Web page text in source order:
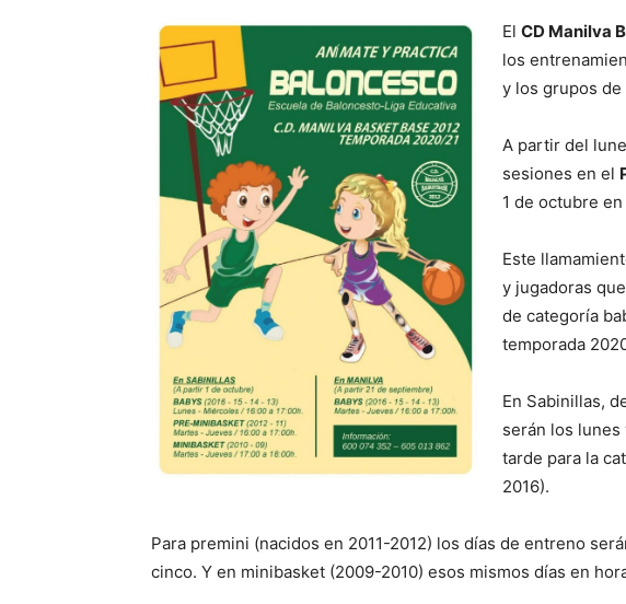
El CD Manilva
los
y los grupos de
A partir del
sesiones en el
1 de octubre en
Este
y jugadoras
de categoría
temporada
En Sabinillas,
serán los
tarde para la
2016).
Para premini (nacidos en 2011-2012) los días de entreno
cinco. Y en minibasket (2009-2010) esos mismos días en